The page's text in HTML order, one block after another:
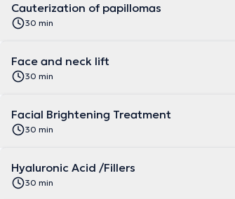
Cauterization of papillomas
30 min
Face and neck lift
30 min
Facial Brightening Treatment
30 min
Hyaluronic Acid /Fillers
30 min